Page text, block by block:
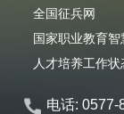
全国征兵网
国家职业教育
人才培养工作
电话: 0577-